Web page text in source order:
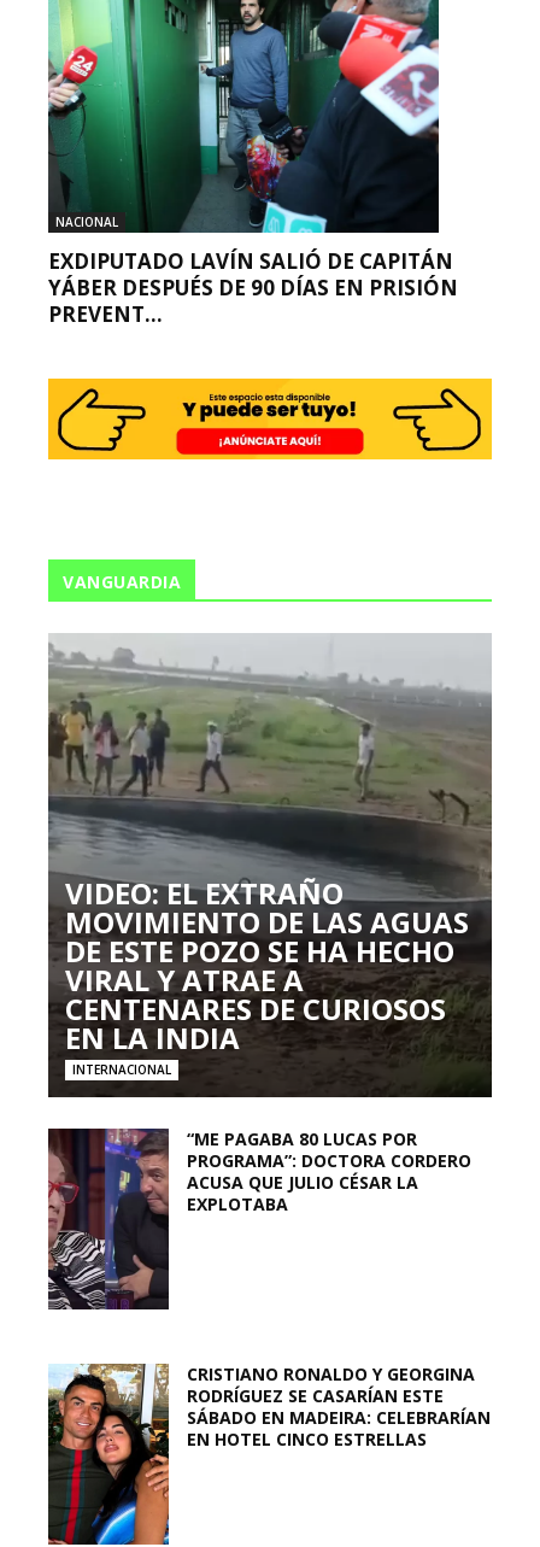
NACIONAL
EXDIPUTADO LAVÍN SALIÓ DE CAPITÁN
YÁBER DESPUÉS DE 90 DÍAS EN PRISIÓN
PREVENT...
VANGUARDIA
VIDEO: EL EXTRAÑO
MOVIMIENTO DE LAS AGUAS
DE ESTE POZO SE HA HECHO
VIRAL Y ATRAE A
CENTENARES DE CURIOSOS
EN LA INDIA
INTERNACIONAL
“ME PAGABA 80 LUCAS POR
PROGRAMA”: DOCTORA CORDERO
ACUSA QUE JULIO CÉSAR LA
EXPLOTABA
CRISTIANO RONALDO Y GEORGINA
RODRÍGUEZ SE CASARÍAN ESTE
SÁBADO EN MADEIRA: CELEBRARÍAN
EN HOTEL CINCO ESTRELLAS